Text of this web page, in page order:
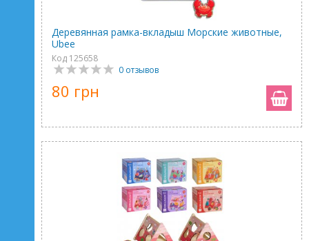
Деревянная рамка-вкладыш Морские животные,
Ubee
Код 125658
0 отзывов
80 грн